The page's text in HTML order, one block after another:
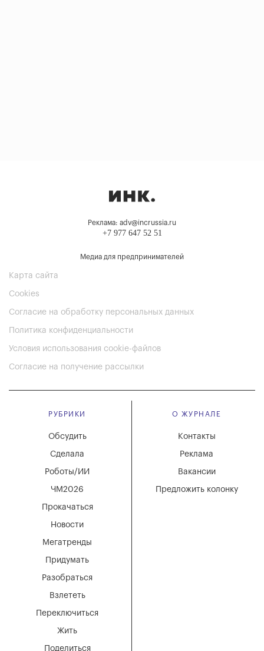
Реклама: adv@incrussia.ru
+7 977 647 52 51
Медиа для предпринимателей
Карта сайта
Cookies
Согласие на обработку персональных данных
Политика конфиденциальности
Условия использования cookie-файлов
Согласие на получение рассылки
РУБРИКИ
Мегатренды
Придумать
Разобраться
Взлететь
Новости
Переключиться
Жить
Поделиться
Обсудить
Сделала
Роботы/ИИ
ЧМ2026
Прокачаться
О ЖУРНАЛЕ
Вакансии
Реклама
Контакты
Предложить колонку